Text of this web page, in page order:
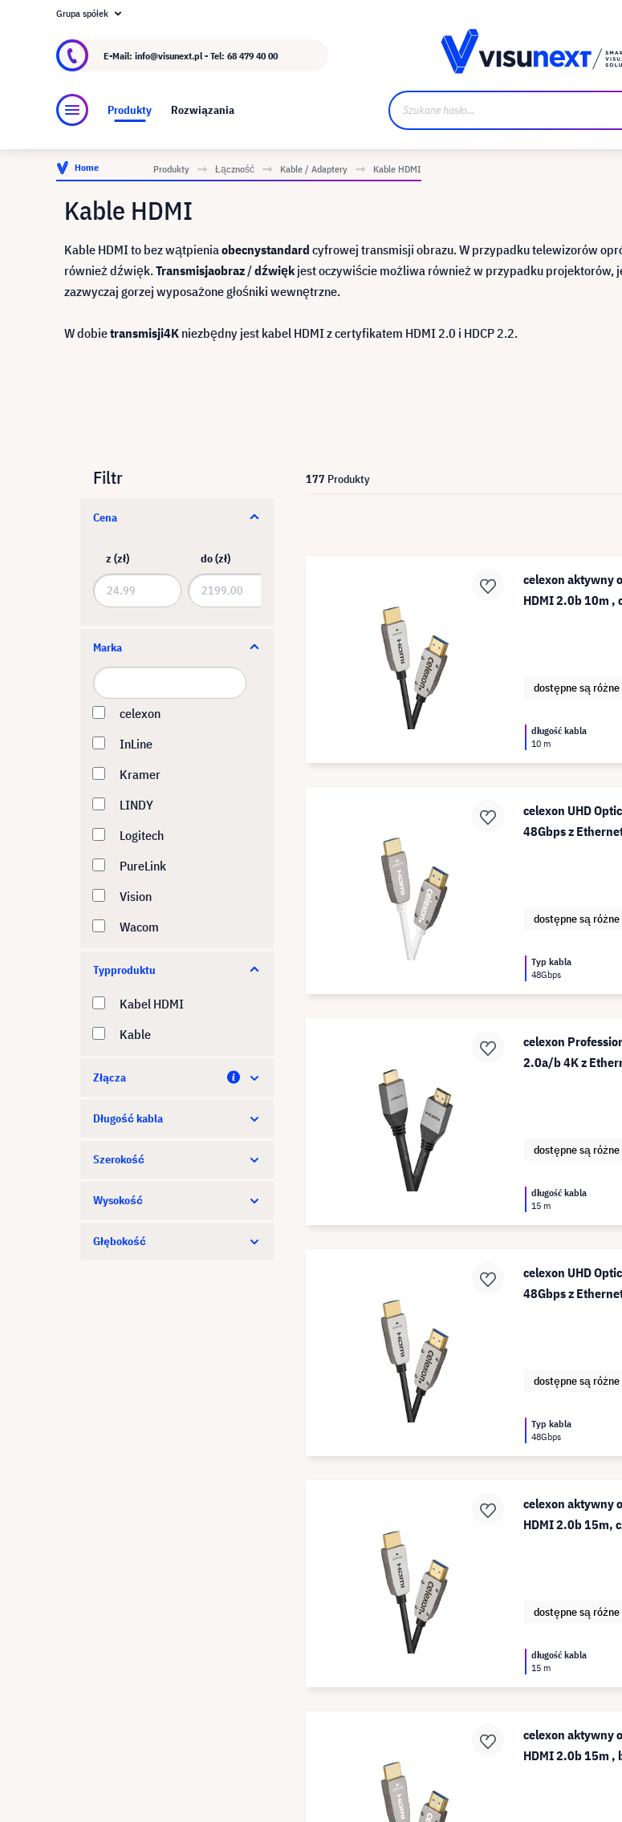
O visunext.pl
Grupa spółek
E-Mail: info@visunext.pl - Tel: 68 479 40 00
Produkty Rozwiązania
Home Produkty Łączność Kable / Adaptery Kable HDMI
Kable HDMI
Kable HDMI to bez wątpieniaobecnystandard cyfrowej transmisji obrazu. W przypadku telewizorów
również dźwięk.Transmisjaobraz/dźwiękjest oczywiście możliwa również w przypadku projektorów,
zazwyczaj gorzej wyposażone głośniki wewnętrzne.
W dobietransmisji4K niezbędny jest kabel HDMI z certyfikatem HDMI 2.0 i HDCP 2.2.
Filtr
Cena
z (zł) do (zł)
Marka
celexon
InLine
Kramer
LINDY
Logitech
PureLink
Vision
Wacom
Typproduktu
Kabel HDMI
Kable
Złącza
Długość kabla
Szerokość
Wysokość
Głębokość
177 Produkty
celexon aktywny
HDMI 2.0b 10m ,
dostępne są
długość kabla
10 m
celexon UHD
48Gbps z
dostępne są
Typ kabla
48Gbps
celexon
2.0a/b 4K z
dostępne są
długość kabla
15 m
celexon UHD
48Gbps z
dostępne są
Typ kabla
48Gbps
celexon aktywny
HDMI 2.0b 15m,
dostępne są
długość kabla
15 m
celexon aktywny
HDMI 2.0b 15m ,